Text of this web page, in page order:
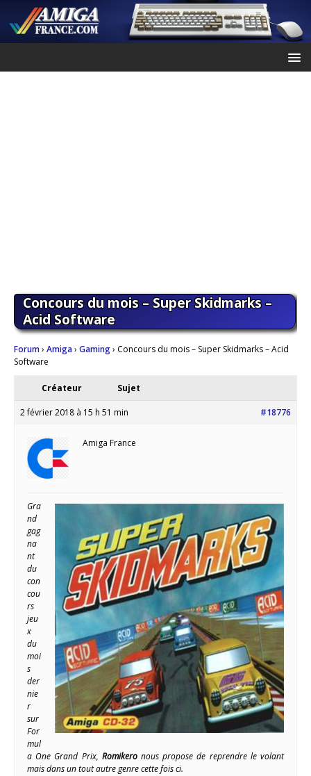
Concours du mois – Super Skidmarks –
Acid Software
Forum› Amiga› Gaming› Concours du mois – Super Skidmarks – Acid
Software
Créateur Sujet
2 février 2018 à 15 h 51 min #18776
Amiga France
Gra
nd
gag
na
nt
du
con
cou
rs
jeu
x
du
moi
s
der
nie
r
sur
For
mul
a One Grand Prix, Romikeronous propose de reprendre le volant
mais dans un tout autre genre cette fois ci.